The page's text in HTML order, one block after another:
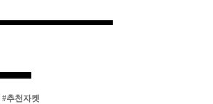
#추천자켓